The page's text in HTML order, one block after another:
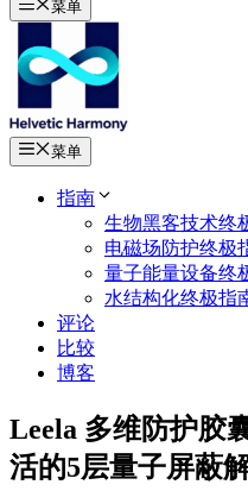
菜单
菜单
指南
生物黑客技术终
电磁场防护终极
量子能量设备终
水结构化终极指
评论
比较
博客
Leela 多维防护胶
活的5层量子屏蔽